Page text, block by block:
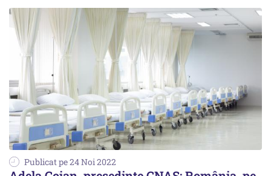
Publicat pe 24 Noi 2022